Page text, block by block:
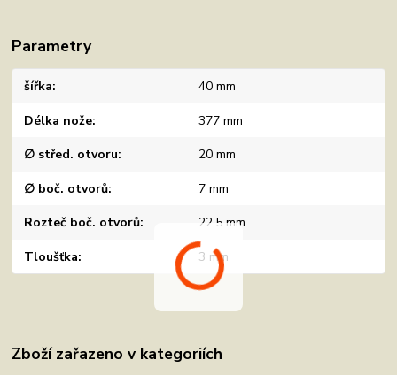
Parametry
šířka 40 mm
Délka nože 377 mm
∅ střed. otvoru 20 mm
∅ boč. otvorů 7 mm
Rozteč boč. otvorů 22,5 mm
Tloušťka 3 mm
Zboží zařazeno v kategoriích